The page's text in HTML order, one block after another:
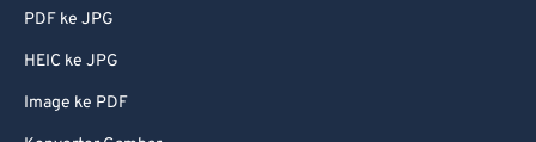
PDF ke JPG
HEIC ke JPG
Image ke PDF